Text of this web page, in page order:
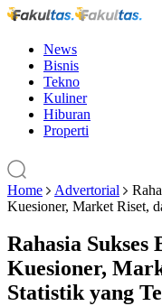
News
Bisnis
Tekno
Kuliner
Hiburan
Properti
Home Advertorial
Kuesioner, Market Riset,
Rahasia Sukses
Kuesioner,
Statistik yang